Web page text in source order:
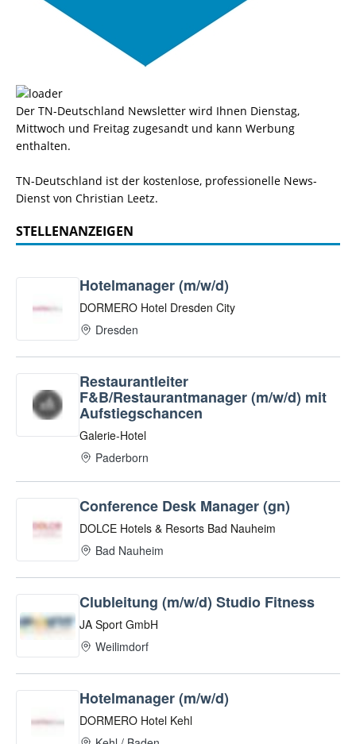
Der TN-Deutschland Newsletter wird Ihnen Dienstag,
Mittwoch und Freitag zugesandt und kann Werbung
enthalten.
TN-Deutschland ist der kostenlose, professionelle News-
Dienst von Christian Leetz.
STELLENANZEIGEN